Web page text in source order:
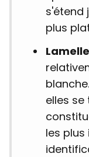
s'étend
plus
elles
les